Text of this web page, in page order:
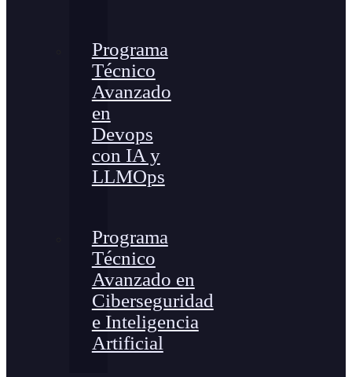
Programa
Técnico
Avanzado
en
Devops
con IA y
LLMOps
Programa
Técnico
Avanzado en
Ciberseguridad
e Inteligencia
Artificial